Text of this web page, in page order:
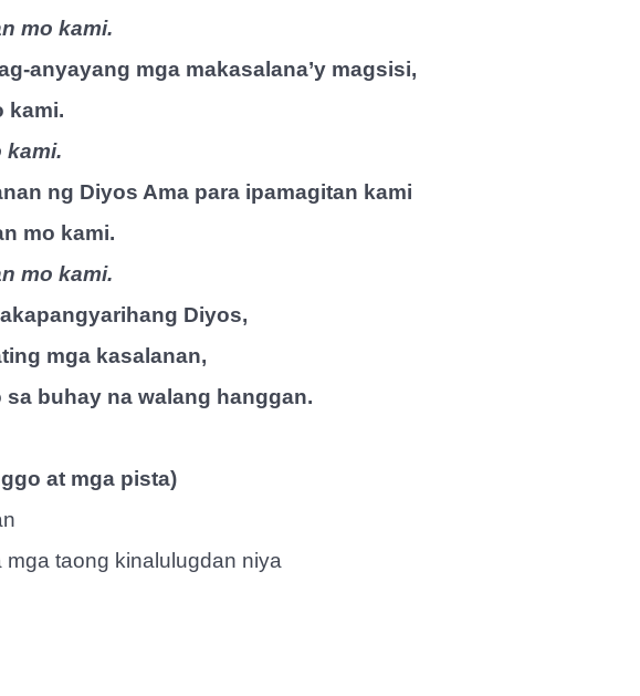
mo kami.
anyayang mga makasalana’y magsisi,
kami.
kami.
ng Diyos Ama para ipamagitan kami
mo kami.
mo kami.
Diyos,
mga kasalanan,
buhay na walang hanggan.
at mga pista)
mga taong kinalulugdan niya